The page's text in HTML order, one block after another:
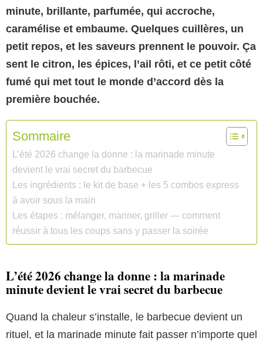
minute, brillante, parfumée, qui accroche,
caramélise et embaume. Quelques cuillères, un
petit repos, et les saveurs prennent le pouvoir. Ça
sent le citron, les épices, l’ail rôti, et ce petit côté
fumé qui met tout le monde d’accord dès la
première bouchée.
Sommaire
L’été 2026 change la donne : la marinade minute
devient le vrai secret du barbecue
Les ingrédients : le kit de base + les 5 combos express
à avoir sous la main
Les étapes : mélanger, mariner, griller — comment
réussir à tous les coups sans y passer la soirée
L’été 2026 change la donne : la marinade
minute devient le vrai secret du barbecue
Quand la chaleur s’installe, le barbecue devient un
rituel, et la marinade minute fait passer n’importe quel